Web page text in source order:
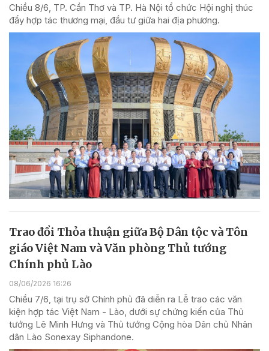
Chiều 8/6, TP. Cần Thơ và TP. Hà Nội tổ chức Hội nghị thúc
đẩy hợp tác thương mại, đầu tư giữa hai địa phương.
Trao đổi Thỏa thuận giữa Bộ Dân tộc và Tôn
giáo Việt Nam và Văn phòng Thủ tướng
Chính phủ Lào
08/06/2026 16:26
Chiều 7/6, tại trụ sở Chính phủ đã diễn ra Lễ trao các văn
kiện hợp tác Việt Nam - Lào, dưới sự chứng kiến của Thủ
tướng Lê Minh Hưng và Thủ tướng Cộng hòa Dân chủ Nhân
dân Lào Sonexay Siphandone.